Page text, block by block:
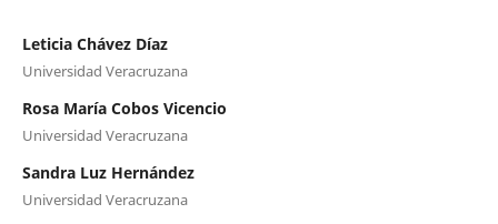
Leticia Chávez Díaz
Universidad Veracruzana
Rosa María Cobos Vicencio
Universidad Veracruzana
Sandra Luz Hernández
Universidad Veracruzana